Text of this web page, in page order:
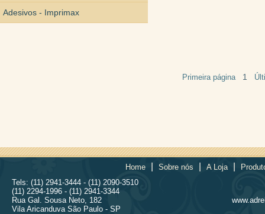
Adesivos - Imprimax
Primeira página 1
Home Sobre nós A Loja
Tels: (11) 2941-3444 - (11) 2090-3510
(11) 2294-1996 - (11) 2941-3344
Rua Gal. Sousa Neto, 182
Vila Aricanduva São Paulo - SP